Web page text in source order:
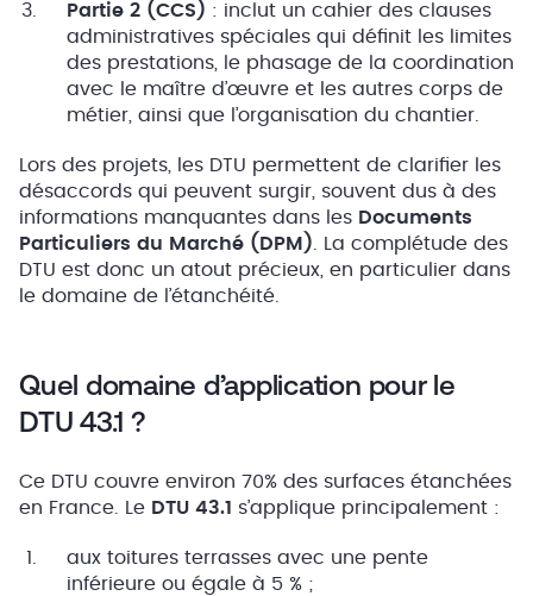
Partie 2 (CCS) : inclut un cahier des clauses
administratives spéciales qui définit les limites
des prestations, le phasage de la coordination
avec le maître d’œuvre et les autres corps de
métier, ainsi que l’organisation du chantier.
Lors des projets, les DTU permettent de clarifier les
désaccords qui peuvent surgir, souvent dus à des
informations manquantes dans les Documents
Particuliers du Marché (DPM). La complétude des
DTU est donc un atout précieux, en particulier dans
le domaine de l’étanchéité.
Quel domaine d’application pour le
DTU 43.1 ?
Ce DTU couvre environ 70% des surfaces étanchées
en France. Le DTU 43.1 s’applique principalement :
aux toitures terrasses avec une pente
inférieure ou égale à 5 % ;